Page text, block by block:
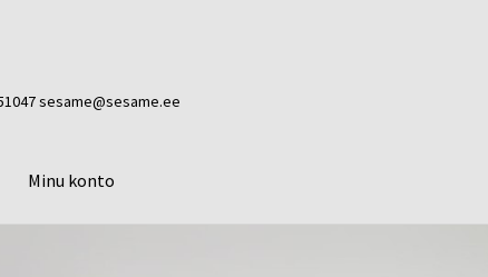
sesame@sesame.ee
Minu konto